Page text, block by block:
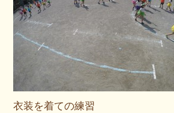
衣装を着ての練習